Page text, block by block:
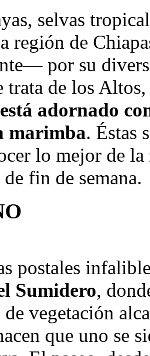
selvas
región de
por su
trata de los Altos,
adornado
marimba. Éstas
lo mejor de la
de fin de semana.
postales
Sumidero,
de vegetación
que uno se